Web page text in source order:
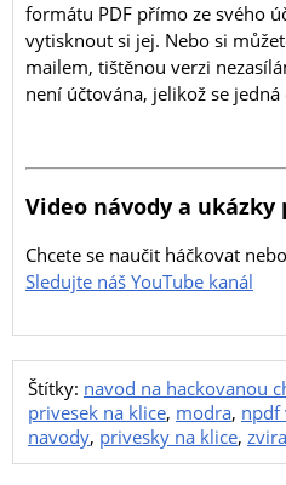
formátu PDF přímo ze svého
vytisknout si jej. Nebo si
mailem, tištěnou verzi
není účtována, jelikož se jedná
Video návody a ukázky
Chcete se naučit háčkovat
Sledujte náš YouTube kanál
Štítky: navod na hackovanou
privesek na klice, modra, npdf
navody, privesky na klice,